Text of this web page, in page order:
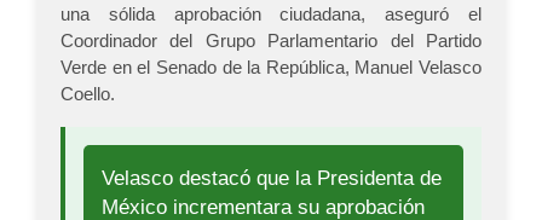
una sólida aprobación ciudadana, aseguró el
Coordinador del Grupo Parlamentario del Partido
Verde en el Senado de la República, Manuel Velasco
Coello.
Velasco destacó que la Presidenta de
México incrementara su aprobación